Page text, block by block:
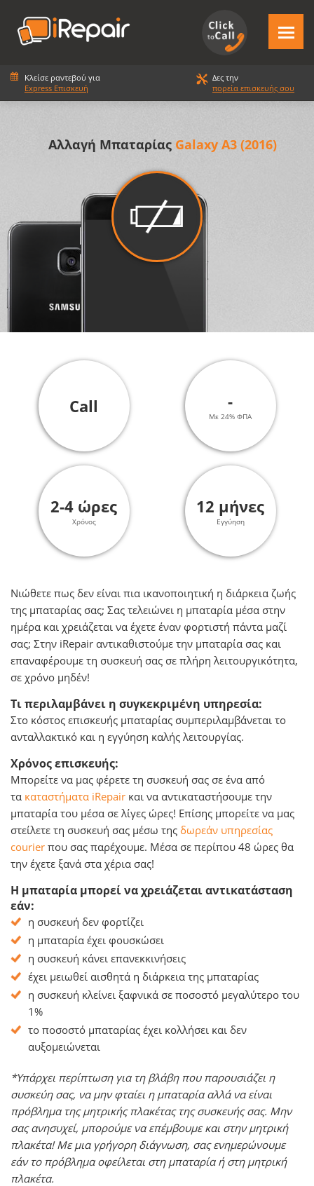
Κλείσε ραντεβού για
Express Επισκευή
Δες την
πορεία επισκευής σου
Αλλαγή Μπαταρίας Galaxy A3 (2016)
Call -
Με 24% ΦΠΑ
2-4 ώρες
Χρόνος
12 μήνες
Εγγύηση
Νιώθετε πως δεν είναι πια ικανοποιητική η διάρκεια ζωής
της μπαταρίας σας; Σας τελειώνει η μπαταρία μέσα στην
ημέρα και χρειάζεται να έχετε έναν φορτιστή πάντα μαζί
σας; Στην iRepair αντικαθιστούμε την μπαταρία σας και
επαναφέρουμε τη συσκευή σας σε πλήρη λειτουργικότητα,
σε χρόνο μηδέν!
Τι περιλαμβάνει η συγκεκριμένη υπηρεσία:
Στο κόστος επισκευής μπαταρίας συμπεριλαμβάνεται το
ανταλλακτικό και η εγγύηση καλής λειτουργίας.
Χρόνος επισκευής:
Μπορείτε να μας φέρετε τη συσκευή σας σε ένα από
τα καταστήματα iRepair και να αντικαταστήσουμε την
μπαταρία του μέσα σε λίγες ώρες! Επίσης μπορείτε να μας
στείλετε τη συσκευή σας μέσω της δωρεάν υπηρεσίας
courier που σας παρέχουμε. Μέσα σε περίπου 48 ώρες θα
την έχετε ξανά στα χέρια σας!
Η μπαταρία μπορεί να χρειάζεται αντικατάσταση
εάν:
η συσκευή δεν φορτίζει
η μπαταρία έχει φουσκώσει
η συσκευή κάνει επανεκκινήσεις
έχει μειωθεί αισθητά η διάρκεια της μπαταρίας
η συσκευή κλείνει ξαφνικά σε ποσοστό μεγαλύτερο του
1%
το ποσοστό μπαταρίας έχει κολλήσει και δεν
αυξομειώνεται
*Υπάρχει περίπτωση για τη βλάβη που παρουσιάζει η
συσκεύη σας, να μην φταίει η μπαταρία αλλά να είναι
πρόβλημα της μητρικής πλακέτας της συσκευής σας. Μην
σας ανησυχεί, μπορούμε να επέμβουμε και στην μητρική
πλακέτα! Με μια γρήγορη διάγνωση, σας ενημερώνουμε
εάν το πρόβλημα οφείλεται στη μπαταρία ή στη μητρική
πλακέτα.